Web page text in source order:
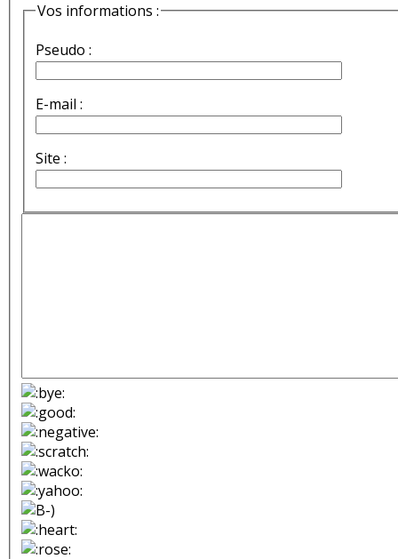
Vos informations :
Pseudo :
E-mail :
Site :